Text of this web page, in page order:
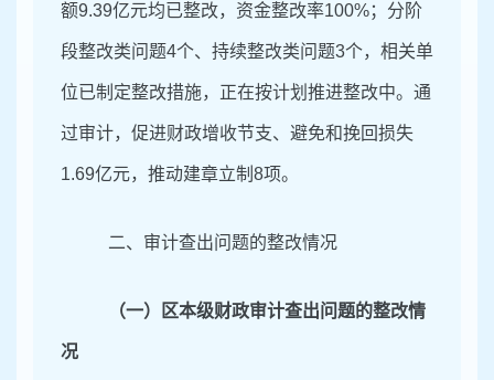
额9.39亿元均已整改，资金整改率100%；分阶
段整改类问题4个、持续整改类问题3个，相关单
位已制定整改措施，正在按计划推进整改中。 通
过审计，促进财政增收节支、避免和挽回损失
1.69亿元，推动建章立制 8项。
二、审计查出问题的整改情况
（一）区本级财政审计查出问题的整改情
况